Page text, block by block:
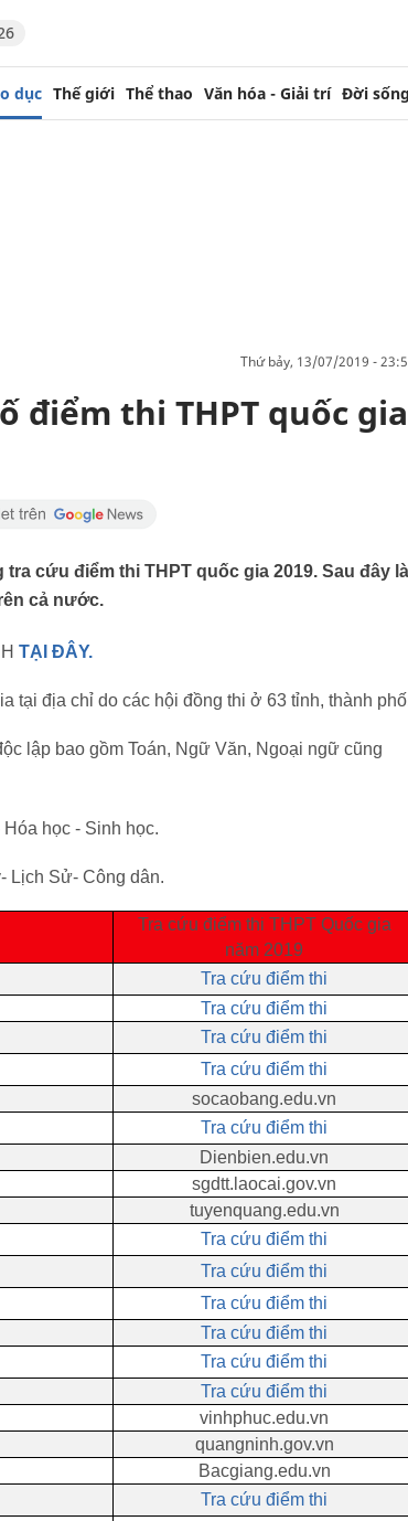
dục Thế giới Thể thao Văn hóa - Giải trí Đời sống
thứ bảy, 13/07/2019 -
điểm thi THPT quốc gia
cứu điểm thi THPT quốc gia 2019. Sau đây là
cả nước.
TẠI ĐÂY.
tại địa chỉ do các hội đồng thi ở 63 tỉnh, thành
lập bao gồm Toán, Ngữ Văn, Ngoại ngữ cũng
học - Sinh học.
Lịch Sử- Công dân.
Tra cứu điểm thi THPT Quốc gia
năm 2019
Tra cứu điểm thi
Tra cứu điểm thi
Tra cứu điểm thi
Tra cứu điểm thi
socaobang.edu.vn
Tra cứu điểm thi
Dienbien.edu.vn
sgdtt.laocai.gov.vn
tuyenquang.edu.vn
Tra cứu điểm thi
Tra cứu điểm thi
Tra cứu điểm thi
Tra cứu điểm thi
Tra cứu điểm thi
Tra cứu điểm thi
vinhphuc.edu.vn
quangninh.gov.vn
Bacgiang.edu.vn
Tra cứu điểm thi